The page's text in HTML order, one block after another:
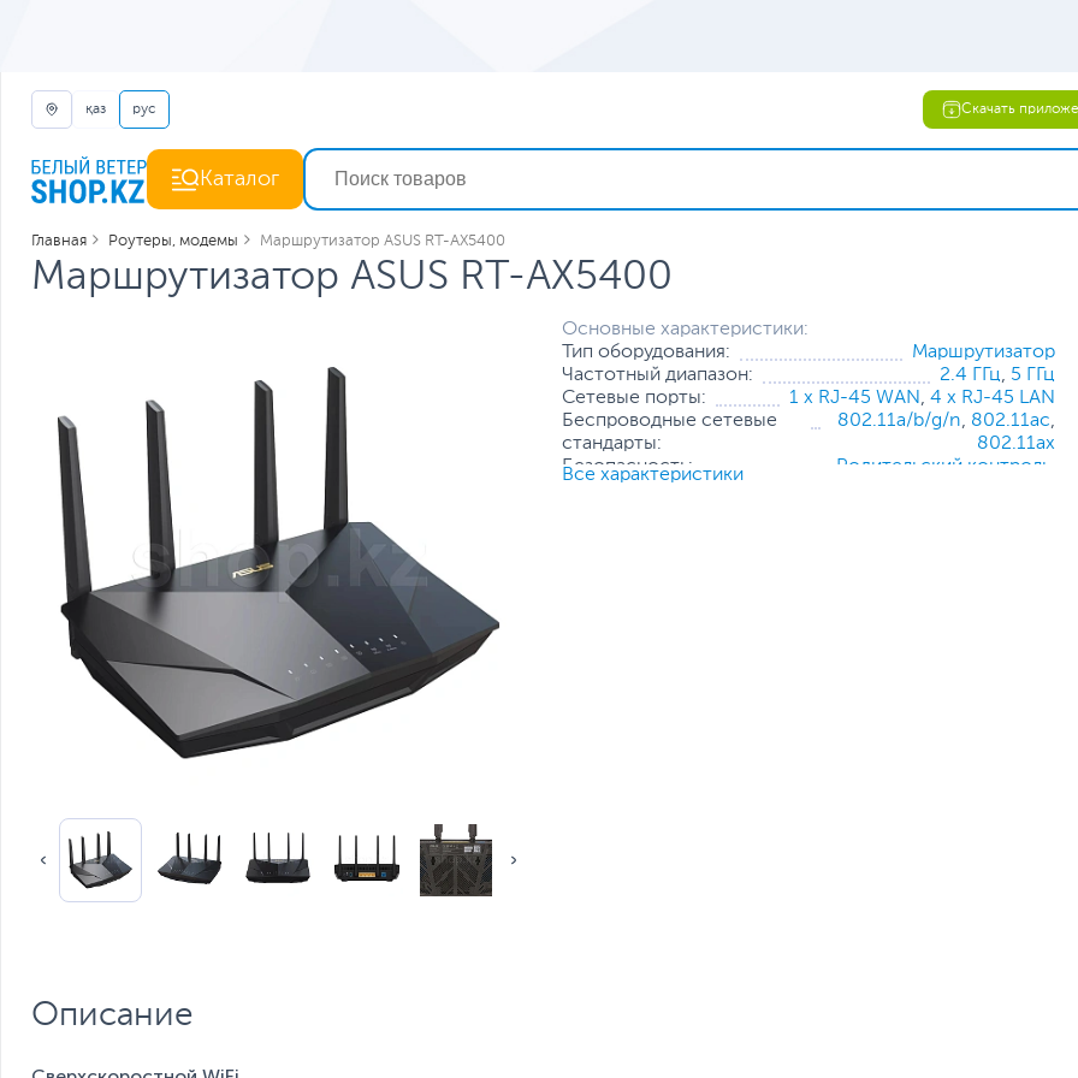
қаз рус Скачать
Каталог
Главная Роутеры, модемы Маршрутизатор ASUS RT-AX5400
Маршрутизатор ASUS RT-AX5400
Основные характеристики:
Тип оборудования:
Маршрутизатор
Частотный диапазон:
2.4 ГГц, 5 ГГц
Сетевые порты:
1 x RJ-45 WAN,4 x RJ-45 LAN
Беспроводные сетевые
стандарты:
802.11a/b/g/n, 802.11ac,
802.11ax
Безопасность:
Родительский контроль
Все характеристики
Описание